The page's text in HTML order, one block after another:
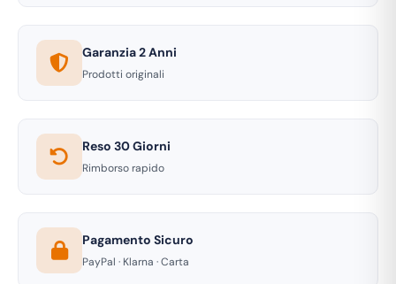
Garanzia 2 Anni
Prodotti originali
Reso 30 Giorni
Rimborso rapido
Pagamento Sicuro
PayPal · Klarna · Carta